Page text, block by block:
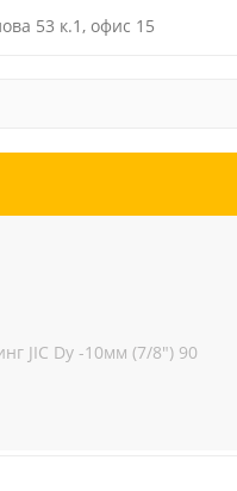
53 к.1, офис 15
JIC Dу -10мм (7/8") 90